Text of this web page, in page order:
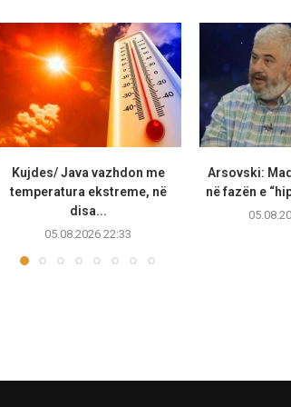
Kujdes/ Java vazhdon me
temperatura ekstreme, në
disa...
05.08.2026 22:33
Arsovski:
në fazën e